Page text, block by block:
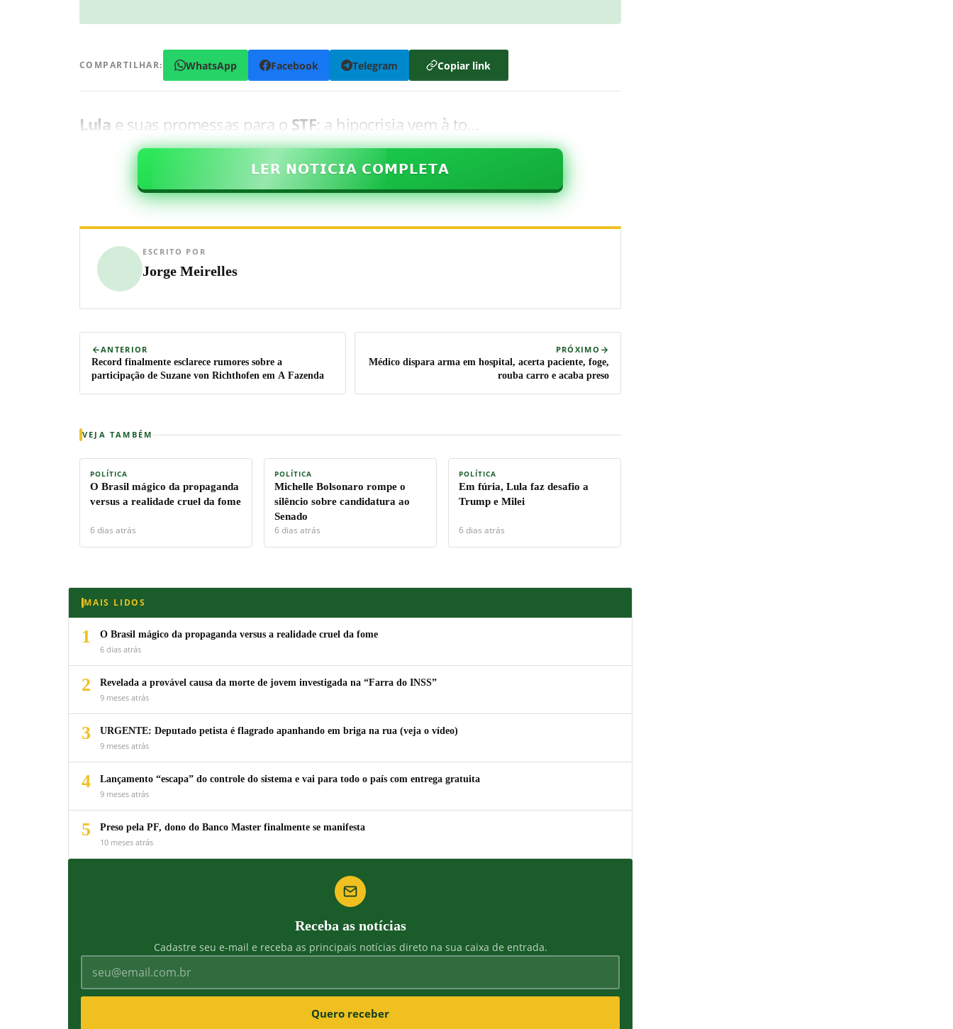
COMPARTILHAR: WhatsApp Facebook Telegram Copiar link
Lula e suas promessas para o STF: a hipocrisia vem à to…
𝗟𝗘𝗥 𝗡𝗢𝗧𝗜𝗖𝗜𝗔 𝗖𝗢𝗠𝗣𝗟𝗘𝗧𝗔
ESCRITO POR
Jorge Meirelles
ANTERIOR
Record finalmente esclarece rumores sobre a
participação de Suzane von Richthofen em A Fazenda
PRÓXIMO
Médico dispara arma em hospital, acerta paciente, foge,
rouba carro e acaba preso
VEJA TAMBÉM
POLÍTICA
O Brasil mágico da propaganda
versus a realidade cruel da fome
6 dias atrás
POLÍTICA
Michelle Bolsonaro rompe o
silêncio sobre candidatura ao
Senado
6 dias atrás
POLÍTICA
Em fúria, Lula faz desafio a
Trump e Milei
6 dias atrás
MAIS LIDOS
1
O Brasil mágico da propaganda versus a realidade cruel da fome
6 dias atrás
2
Revelada a provável causa da morte de jovem investigada na “Farra do INSS”
9 meses atrás
3
URGENTE: Deputado petista é flagrado apanhando em briga na rua (veja o vídeo)
9 meses atrás
4
Lançamento “escapa” do controle do sistema e vai para todo o país com entrega gratuita
9 meses atrás
5
Preso pela PF, dono do Banco Master finalmente se manifesta
10 meses atrás
Receba as notícias
Cadastre seu e-mail e receba as principais notícias direto na sua caixa de entrada.
Quero receber